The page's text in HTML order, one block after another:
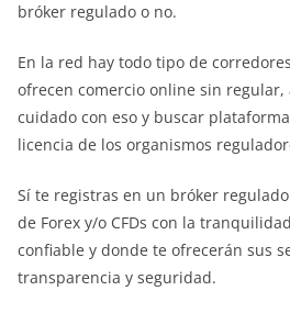
bróker regulado o no.
En la red hay todo tipo de
ofrecen comercio online sin
cuidado con eso y buscar
licencia de los organismos
Sí te registras en un bróker
de Forex y/o CFDs con la
confiable y donde te ofrecerán sus
transparencia y seguridad.